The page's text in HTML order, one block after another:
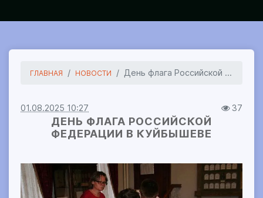
ГЛАВНАЯ НОВОСТИ День флага Российской ...
01.08.2025 10:27 37
ДЕНЬ ФЛАГА РОССИЙСКОЙ
ФЕДЕРАЦИИ В КУЙБЫШЕВЕ